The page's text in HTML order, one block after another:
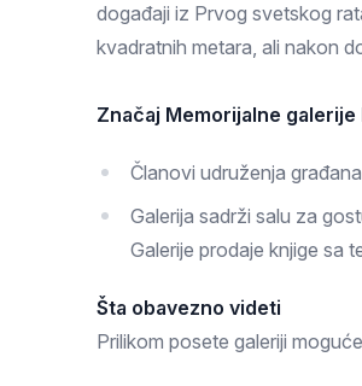
događaji iz Prvog svetskog
kvadratnih metara, ali nakon
Značaj Memorijalne galerije
Članovi udruženja
Galerija sadrži salu za
Galerije prodaje knjige sa
Šta obavezno videti
Prilikom posete galeriji